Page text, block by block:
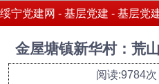
绥宁党建网 - 基层党建 - 基层党
金屋塘镇新华村：荒
阅读:9784